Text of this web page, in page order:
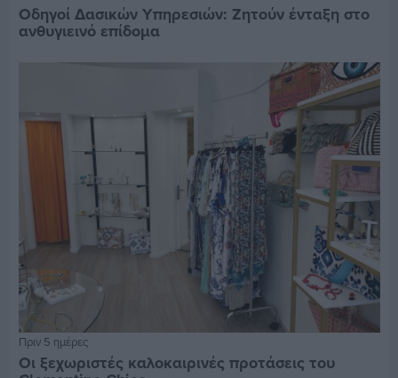
Οδηγοί Δασικών Υπηρεσιών: Ζητούν ένταξη στο
ανθυγιεινό επίδομα
Πριν 5 ημέρες
Οι ξεχωριστές καλοκαιρινές προτάσεις του